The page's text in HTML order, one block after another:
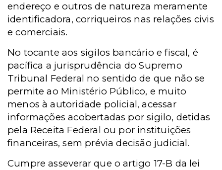
endereço e outros de natureza meramente
identificadora, corriqueiros nas relações civis
e comerciais.
No tocante aos sigilos bancário e fiscal, é
pacífica a jurisprudência do Supremo
Tribunal Federal no sentido de que não se
permite ao Ministério Público, e muito
menos à autoridade policial, acessar
informações acobertadas por sigilo, detidas
pela Receita Federal ou por instituições
financeiras, sem prévia decisão judicial.
Cumpre asseverar que o artigo 17-B da lei